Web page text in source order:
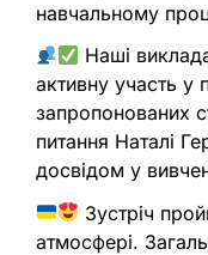
навчальному
Наші
активну участь у
запропонованих
питання Наталі
досвідом у
Зустріч
атмосфері.